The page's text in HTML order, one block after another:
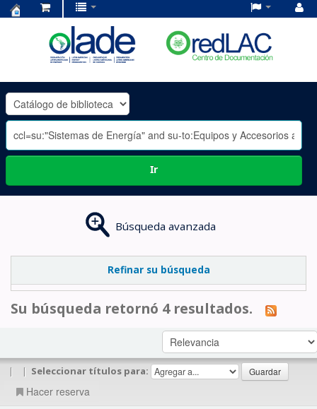
OLADE
-
Ir
Búsqueda avanzada
Refinar su búsqueda
Su búsqueda retornó 4 resultados.
| | Seleccionar títulos para:
Hacer reserva